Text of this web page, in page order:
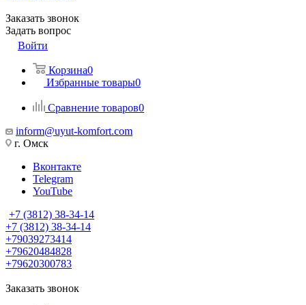
Заказать звонок
Задать вопрос
Войти
Корзина0
Избранные товары0
Сравнение товаров0
inform@uyut-komfort.com
г. Омск
Вконтакте
Telegram
YouTube
+7 (3812) 38-34-14
+7 (3812) 38-34-14
+79039273414
+79620484828
+79620300783
Заказать звонок